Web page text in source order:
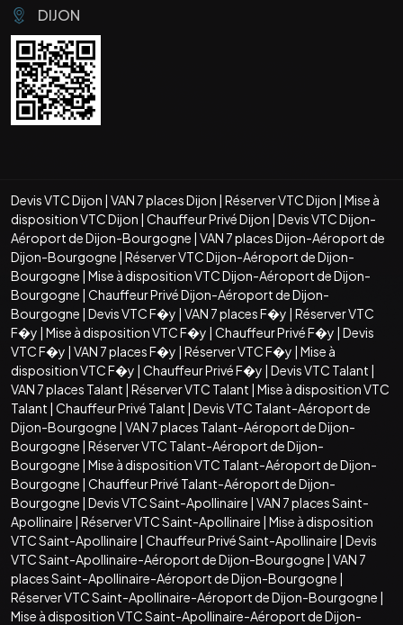
DIJON
Devis VTC Dijon | VAN 7 places Dijon | Réserver VTC Dijon | Mise à
disposition VTC Dijon | Chauffeur Privé Dijon | Devis VTC Dijon-
Aéroport de Dijon-Bourgogne | VAN 7 places Dijon-Aéroport de
Dijon-Bourgogne | Réserver VTC Dijon-Aéroport de Dijon-
Bourgogne | Mise à disposition VTC Dijon-Aéroport de Dijon-
Bourgogne | Chauffeur Privé Dijon-Aéroport de Dijon-
Bourgogne | Devis VTC F�y | VAN 7 places F�y | Réserver VTC
F�y | Mise à disposition VTC F�y | Chauffeur Privé F�y | Devis
VTC F�y | VAN 7 places F�y | Réserver VTC F�y | Mise à
disposition VTC F�y | Chauffeur Privé F�y | Devis VTC Talant |
VAN 7 places Talant | Réserver VTC Talant | Mise à disposition VTC
Talant | Chauffeur Privé Talant | Devis VTC Talant-Aéroport de
Dijon-Bourgogne | VAN 7 places Talant-Aéroport de Dijon-
Bourgogne | Réserver VTC Talant-Aéroport de Dijon-
Bourgogne | Mise à disposition VTC Talant-Aéroport de Dijon-
Bourgogne | Chauffeur Privé Talant-Aéroport de Dijon-
Bourgogne | Devis VTC Saint-Apollinaire | VAN 7 places Saint-
Apollinaire | Réserver VTC Saint-Apollinaire | Mise à disposition
VTC Saint-Apollinaire | Chauffeur Privé Saint-Apollinaire | Devis
VTC Saint-Apollinaire-Aéroport de Dijon-Bourgogne | VAN 7
places Saint-Apollinaire-Aéroport de Dijon-Bourgogne |
Réserver VTC Saint-Apollinaire-Aéroport de Dijon-Bourgogne |
Mise à disposition VTC Saint-Apollinaire-Aéroport de Dijon-